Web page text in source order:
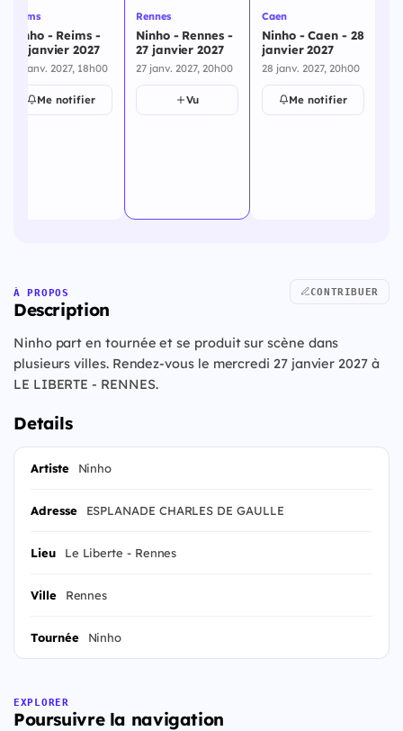
Reims
Ninho - Reims -
24 janvier 2027
24 janv. 2027, 18h00
Me notifier
Rennes
Ninho - Rennes -
27 janvier 2027
27 janv. 2027, 20h00
Vu
Caen
Ninho - Caen - 28
janvier 2027
28 janv. 2027, 20h00
Me notifier
À PROPOS
Description
CONTRIBUER
Ninho part en tournée et se produit sur scène dans
plusieurs villes. Rendez-vous le mercredi 27 janvier 2027 à
LE LIBERTE - RENNES.
Details
Artiste Ninho
Adresse ESPLANADE CHARLES DE GAULLE
Lieu Le Liberte - Rennes
Ville Rennes
Tournée Ninho
EXPLORER
Poursuivre la navigation